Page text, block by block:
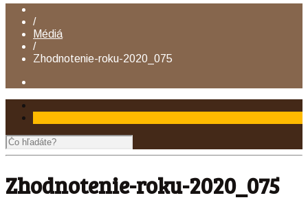
/
Médiá
/
Zhodnotenie-roku-2020_075
Zhodnotenie-roku-2020_075